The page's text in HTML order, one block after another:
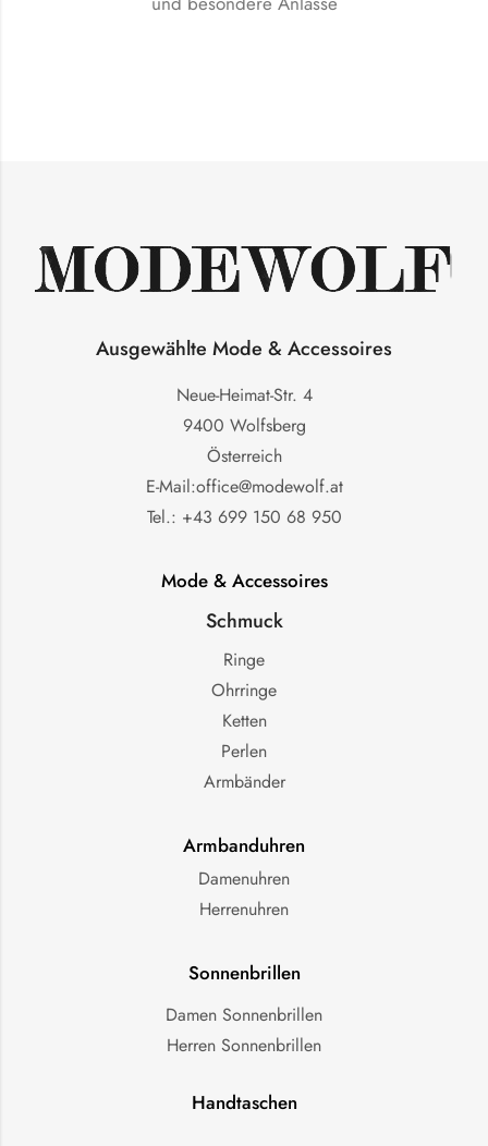
Ausgewählte Mode & Accessoires
Neue-Heimat-Str. 4
9400 Wolfsberg
Österreich
E-Mail:office@modewolf.at
Tel.: +43 699 150 68 950
Mode & Accessoires
Schmuck
Ringe
Ohrringe
Ketten
Perlen
Armbänder
Armbanduhren
Damenuhren
Herrenuhren
Sonnenbrillen
Damen Sonnenbrillen
Herren Sonnenbrillen
Handtaschen